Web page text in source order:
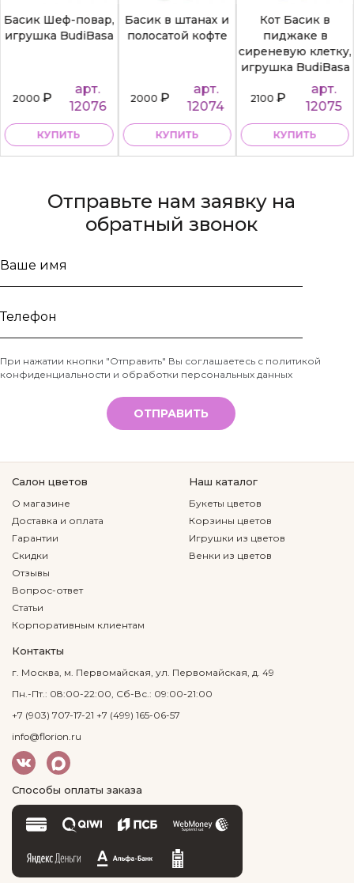
Басик Шеф-повар,
игрушка BudiBasa
2000₽
арт.
12076
КУПИТЬ
Басик в штанах и
полосатой кофте
2000₽
арт.
12074
КУПИТЬ
Кот Басик в
пиджаке в
сиреневую клетку,
игрушка BudiBasa
2100₽
арт.
12075
КУПИТЬ
Отправьте нам заявку на
обратный звонок
Ваше
Телефон
*
При нажатии кнопки "Отправить" Вы соглашаетесь с политикой
конфиденциальности и обработки персональных данных
ОТПРАВИТЬ
Салон цветов
О магазине
Доставка и оплата
Гарантии
Скидки
Отзывы
Вопрос-ответ
Статьи
Корпоративным клиентам
Наш каталог
Букеты цветов
Корзины цветов
Игрушки из цветов
Венки из цветов
Контакты
г. Москва, м. Первомайская, ул. Первомайская, д. 49
Пн.-Пт.: 08:00-22:00, Сб-Вс.: 09:00-21:00
+7 (903) 707-17-21 +7 (499) 165-06-57
info@florion.ru
Способы оплаты заказа